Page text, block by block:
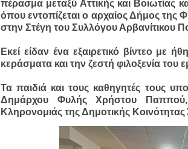
πέρασμα μεταξύ Αττικής και Βοιωτίας
όπου εντοπίζεται ο αρχαίος Δήμος της
στην Στέγη του Συλλόγου Αρβανίτικου
Εκεί είδαν ένα εξαιρετικό βίντεο με
κεράσματα και την ζεστή φιλοξενία
Τα παιδιά και τους καθηγητές τους
Δημάρχου Φυλής Χρήστου Παππού,
Κληρονομιάς της Δημοτικής